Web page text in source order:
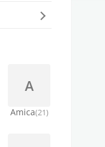
A
Amica(21)